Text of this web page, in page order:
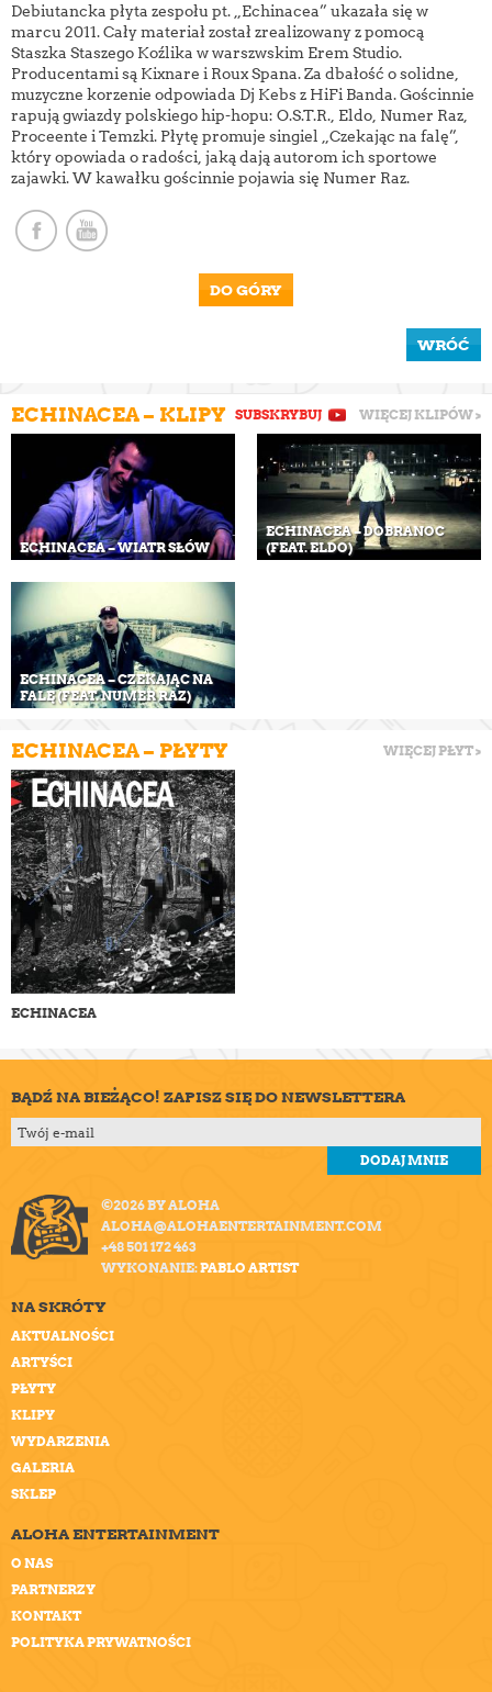
Debiutancka płyta zespołu pt. „Echinacea” ukazała się w
marcu 2011. Cały materiał został zrealizowany z pomocą
Staszka Staszego Koźlika w warszwskim Erem Studio.
Producentami są Kixnare i Roux Spana. Za dbałość o solidne,
muzyczne korzenie odpowiada Dj Kebs z HiFi Banda. Gościnnie
rapują gwiazdy polskiego hip-hopu: O.S.T.R., Eldo, Numer Raz,
Proceente i Temzki. Płytę promuje singiel „Czekając na falę”,
który opowiada o radości, jaką dają autorom ich sportowe
zajawki. W kawałku gościnnie pojawia się Numer Raz.
DO GÓRY
WRÓĆ
ECHINACEA – KLIPY WIĘCEJ KLIPÓW >
SUBSKRYBUJ
ECHINACEA – WIATR SŁÓW
ECHINACEA – DOBRANOC
(FEAT. ELDO)
ECHINACEA – CZEKAJĄC NA
FALĘ (FEAT. NUMER RAZ)
ECHINACEA – PŁYTY WIĘCEJ PŁYT >
ECHINACEA
BĄDŹ NA BIEŻĄCO! ZAPISZ SIĘ DO NEWSLETTERA
©2026 BY ALOHA
ALOHA@ALOHAENTERTAINMENT.COM
+48 501 172 463
WYKONANIE:PABLO ARTIST
NA SKRÓTY
AKTUALNOŚCI
ARTYŚCI
PŁYTY
KLIPY
WYDARZENIA
GALERIA
SKLEP
ALOHA ENTERTAINMENT
O NAS
PARTNERZY
KONTAKT
POLITYKA PRYWATNOŚCI